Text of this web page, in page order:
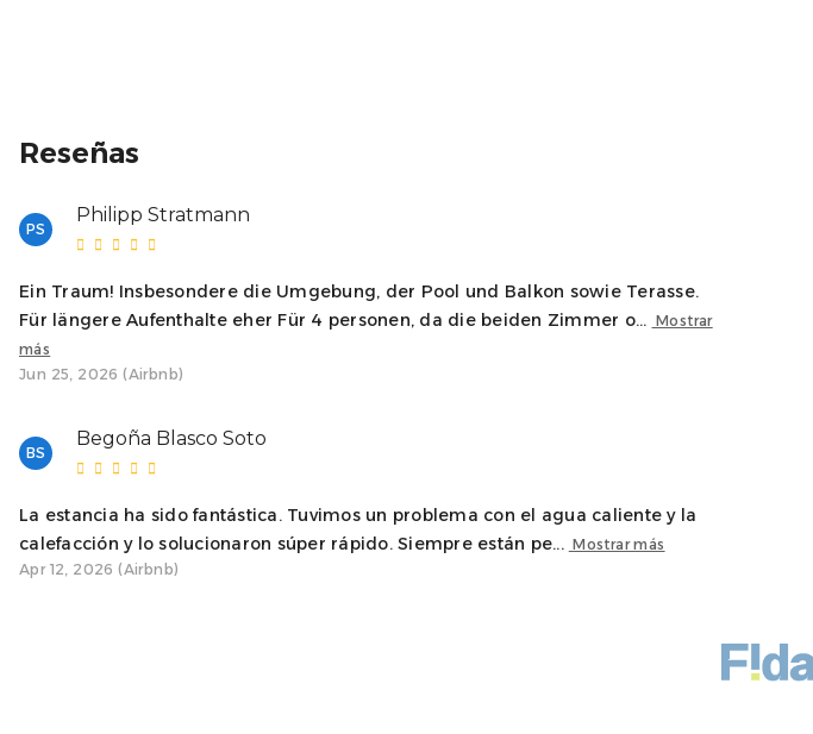
Reseñas
PS
Philipp Stratmann
Ein Traum! Insbesondere die Umgebung, der Pool und Balkon sowie Terasse.
Für längere Aufenthalte eher Für 4 personen, da die beiden Zimmer o... Mostrar
más
Jun 25, 2026 (Airbnb)
BS
Begoña Blasco Soto
La estancia ha sido fantástica. Tuvimos un problema con el agua caliente y la
calefacción y lo solucionaron súper rápido. Siempre están pe... Mostrar más
Apr 12, 2026 (Airbnb)